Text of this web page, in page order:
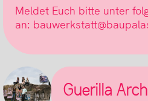
Meldet Euch bitte unter
an:
Guerilla